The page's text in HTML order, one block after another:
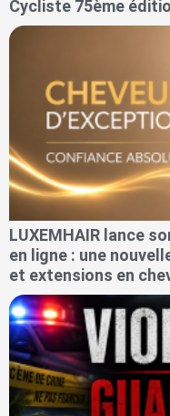
Cycliste 75ème
LUXEMHAIR lance
en ligne : une
et extensions en